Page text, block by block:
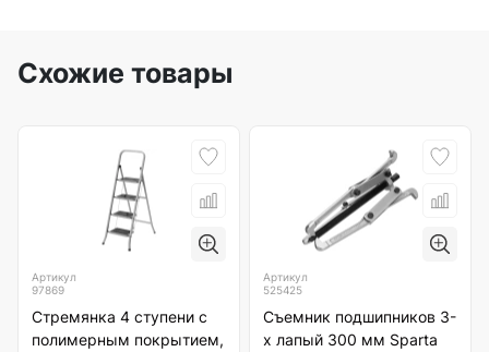
Схожие товары
Артикул
97869
Стремянка 4 ступени с
полимерным покрытием,
Артикул
525425
Съемник подшипников 3-
х лапый 300 мм Sparta